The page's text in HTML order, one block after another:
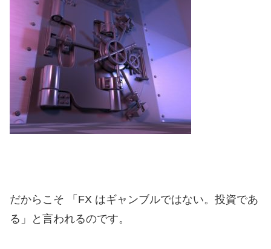
だからこそ 「FX はギャンブルではない。投資であ
る」と言われるのです。